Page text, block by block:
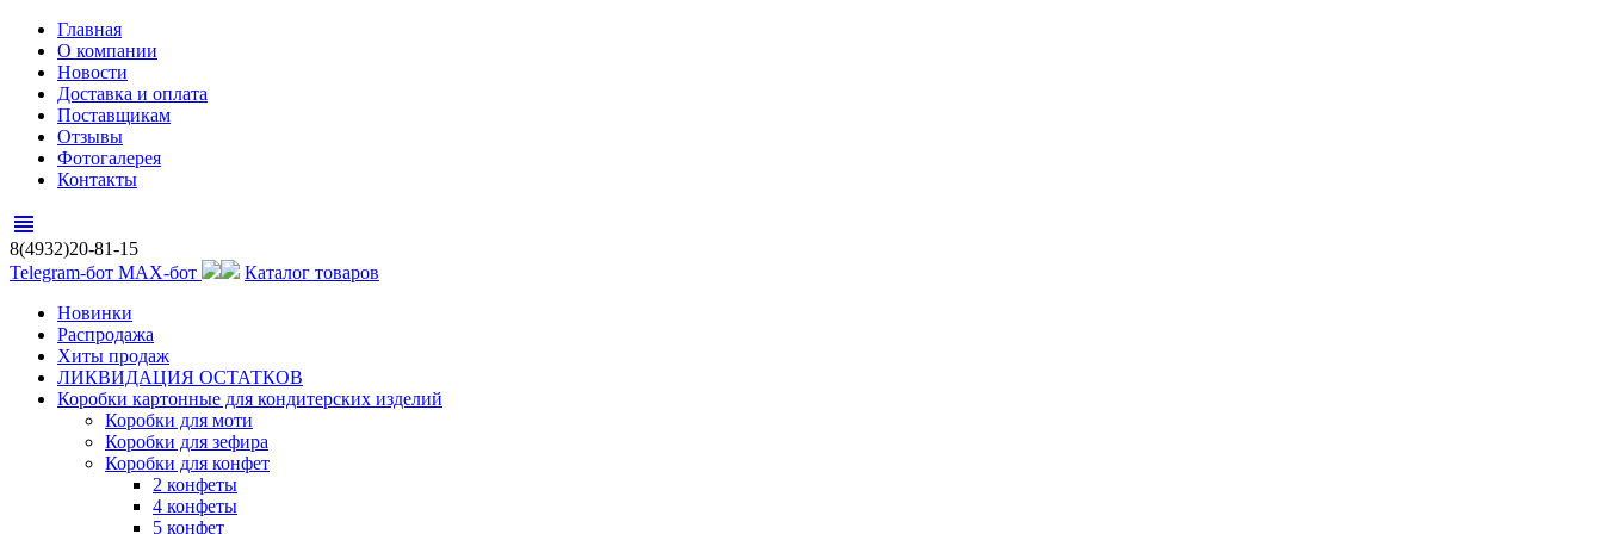
Главная
О компании
Новости
Доставка и оплата
Поставщикам
Отзывы
Фотогалерея
Контакты
view_headline
8(4932)20-81-15
Telegram-бот MAX-бот
Каталог товаров
Новинки
Распродажа
Хиты продаж
ЛИКВИДАЦИЯ ОСТАТКОВ
Коробки картонные для кондитерских изделий
Коробки для моти
Коробки для зефира
Коробки для конфет
2 конфеты
4 конфеты
5 конфет